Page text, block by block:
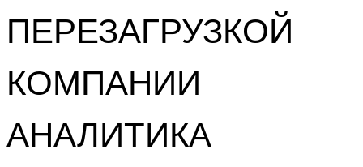
ПЕРЕЗАГРУЗКОЙ
КОМПАНИИ
АНАЛИТИКА